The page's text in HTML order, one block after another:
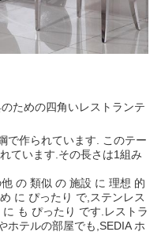
ための四角いレストランテ
で作られています. このテー
ています.その長さは1組み
の 類似 の 施設 に 理想 的
に ぴったり で,ステンレス
も ぴったり です.レストラ
ホテルの部屋でも,SEDIA ホ